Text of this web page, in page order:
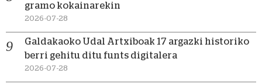
gramo kokainarekin
2026-07-28
Galdakaoko Udal Artxiboak 17 argazki historiko
berri gehitu ditu funts digitalera
2026-07-28